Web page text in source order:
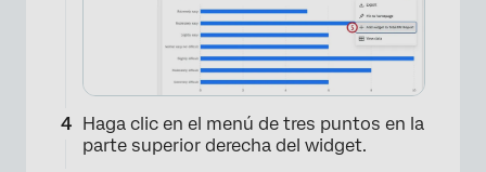
Haga clic en el menú de tres puntos en la
parte superior derecha del widget.